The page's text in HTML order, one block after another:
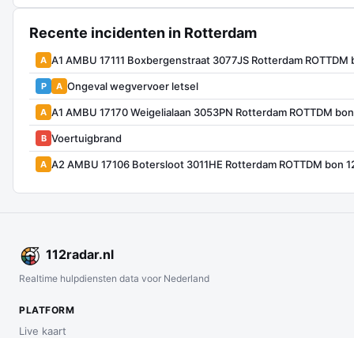
Recente incidenten in Rotterdam
A A1 AMBU 17111 Boxbergenstraat 3077JS Rotterdam ROTTDM
P A Ongeval wegvervoer letsel
A A1 AMBU 17170 Weigelialaan 3053PN Rotterdam ROTTDM
B Voertuigbrand
A A2 AMBU 17106 Botersloot 3011HE Rotterdam ROTTDM bon
112radar.nl
Realtime hulpdiensten data voor Nederland
PLATFORM
Live kaart